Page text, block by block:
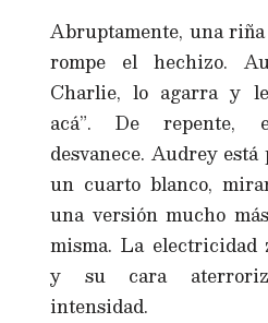
Abruptamente, una
rompe el hechizo.
Charlie, lo agarra y
acá”. De repente,
desvanece. Audrey
un cuarto blanco,
una versión mucho
misma. La electricidad
y su cara
intensidad.